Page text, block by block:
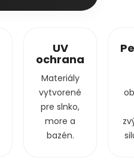
UV
ochrana
Materiály
vytvorené
pre slnko,
more a
bazén.